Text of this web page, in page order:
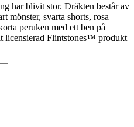
har blivit stor. Dräkten består av
mönster, svarta shorts, rosa
peruken med ett ben på
licensierad Flintstones™ produkt